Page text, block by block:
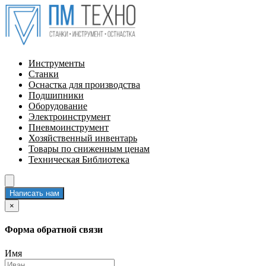
Инструменты
Станки
Оснастка для производства
Подшипники
Оборудование
Электроинструмент
Пневмоинструмент
Хозяйственный инвентарь
Товары по сниженным ценам
Техническая Библиотека
Написать нам
×
Форма обратной связи
Имя